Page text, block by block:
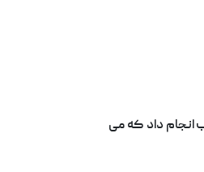
انجام داد که می